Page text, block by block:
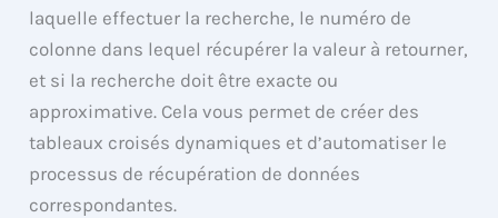
laquelle effectuer la recherche, le numéro de
colonne dans lequel récupérer la valeur à retourner,
et si la recherche doit être exacte ou
approximative. Cela vous permet de créer des
tableaux croisés dynamiques et d’automatiser le
processus de récupération de données
correspondantes.